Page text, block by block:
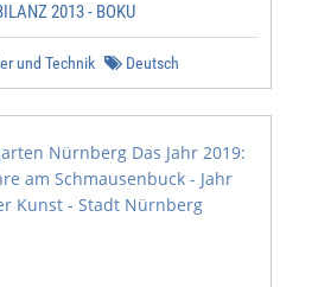
2013 - BOKU
und Technik Deutsch